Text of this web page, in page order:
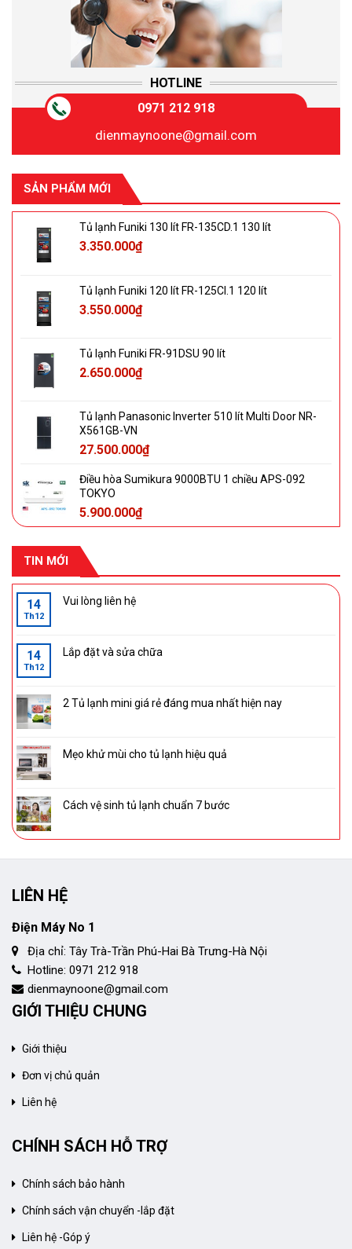
HOTLINE
0971 212 918
dienmaynoone@gmail.com
SẢN PHẨM MỚI
Tủ lạnh Funiki 130 lít FR-135CD.1 130 lít
3.350.000₫
Tủ lạnh Funiki 120 lít FR-125CI.1 120 lít
3.550.000₫
Tủ lạnh Funiki FR-91DSU 90 lít
2.650.000₫
Tủ lạnh Panasonic Inverter 510 lít Multi Door NR-
X561GB-VN
27.500.000₫
Điều hòa Sumikura 9000BTU 1 chiều APS-092
TOKYO
5.900.000₫
TIN MỚI
14
Th12
Vui lòng liên hệ
14
Th12
Lắp đặt và sửa chữa
2 Tủ lạnh mini giá rẻ đáng mua nhất hiện nay
Mẹo khử mùi cho tủ lạnh hiệu quả
Cách vệ sinh tủ lạnh chuẩn 7 bước
LIÊN HỆ
Điện Máy No 1
Địa chỉ: Tây Trà-Trần Phú-Hai Bà Trưng-Hà Nội
Hotline: 0971 212 918
dienmaynoone@gmail.com
GIỚI THIỆU CHUNG
Giới thiệu
Đơn vị chủ quản
Liên hệ
CHÍNH SÁCH HỖ TRỢ
Chính sách bảo hành
Chính sách vận chuyển -lắp đặt
Liên hệ -Góp ý